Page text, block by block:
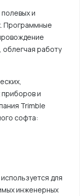
и
Программные
облегчая работу
и
Trimble
софта:
для
инженерных